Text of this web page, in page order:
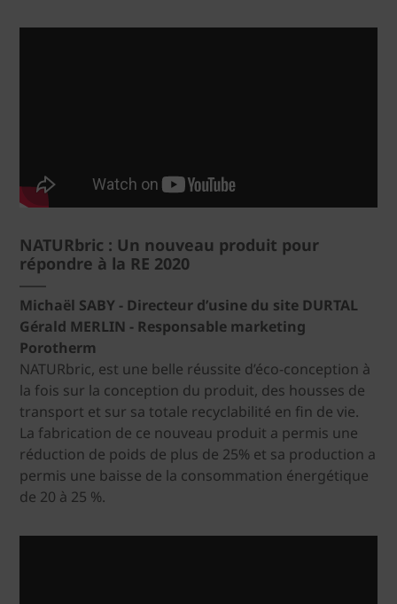
NATURbric : Un nouveau produit pour
répondre à la RE 2020
Michaël SABY - Directeur d’usine du site DURTAL
Gérald MERLIN - Responsable marketing
Porotherm
NATURbric, est une belle réussite d’éco-conception à
la fois sur la conception du produit, des housses de
transport et sur sa totale recyclabilité en fin de vie.
La fabrication de ce nouveau produit a permis une
réduction de poids de plus de 25% et sa production a
permis une baisse de la consommation énergétique
de 20 à 25 %.